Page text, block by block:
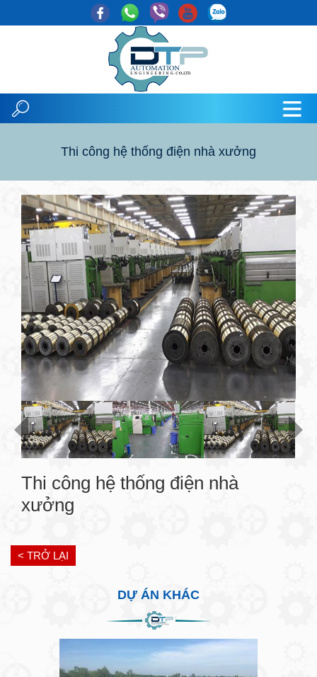
Thi công hệ thống điện nhà xưởng
Thi công hệ thống điện nhà
xưởng
< TRỞ LẠI
DỰ ÁN KHÁC